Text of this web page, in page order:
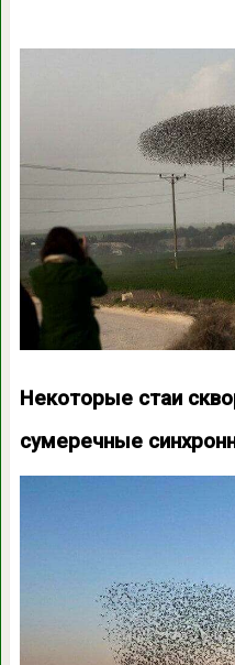
Некоторые стаи
сумеречные